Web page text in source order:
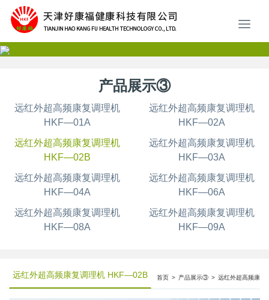
产品展示③
远红外超高频康复调理机
HKF—01A
远红外超高频康复调理机
HKF—02A
远红外超高频康复调理机
HKF—02B
远红外超高频康复调理机
HKF—03A
远红外超高频康复调理机
HKF—04A
远红外超高频康复调理机
HKF—06A
远红外超高频康复调理机
HKF—08A
远红外超高频康复调理机
HKF—09A
远红外超高频康复调理机 HKF—02B 首页 > 产品展示③ > 远红外超高频康
复调理机 HKF—02B